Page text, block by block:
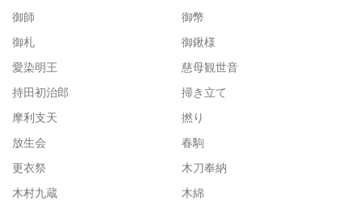
御師
御幣
御札
御鍬様
愛染明王
慈母観世音
持田初治郎
掃き立て
摩利支天
撚り
放生会
春駒
更衣祭
木刀奉納
木村九蔵
木綿